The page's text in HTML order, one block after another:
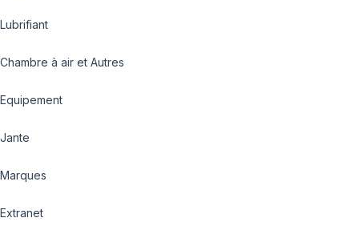
Lubrifiant
Chambre à air et Autres
Equipement
Jante
Marques
Extranet